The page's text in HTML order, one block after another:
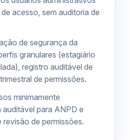
acesso, sem auditoria de
de segurança da
granulares (estagiário
registro auditável de
de permissões.
minimamente
auditável para ANPD e
de permissões.